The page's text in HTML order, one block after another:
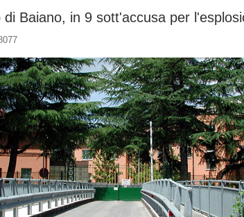
di Baiano, in 9 sott'accusa per